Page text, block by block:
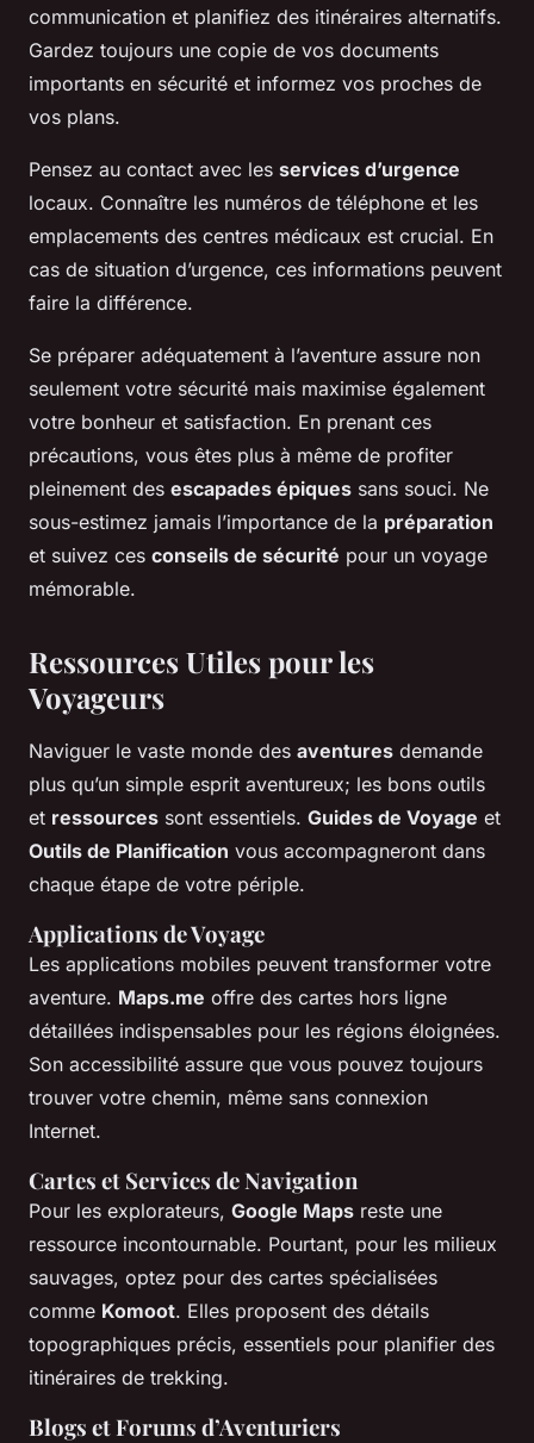
communication et planifiez des itinéraires alternatifs.
Gardez toujours une copie de vos documents
importants en sécurité et informez vos proches de
vos plans.
Pensez au contact avec les services d’urgence
locaux. Connaître les numéros de téléphone et les
emplacements des centres médicaux est crucial. En
cas de situation d’urgence, ces informations peuvent
faire la différence.
Se préparer adéquatement à l’aventure assure non
seulement votre sécurité mais maximise également
votre bonheur et satisfaction. En prenant ces
précautions, vous êtes plus à même de profiter
pleinement des escapades épiques sans souci. Ne
sous-estimez jamais l’importance de la préparation
et suivez ces conseils de sécurité pour un voyage
mémorable.
Ressources Utiles pour les
Voyageurs
Naviguer le vaste monde des aventures demande
plus qu’un simple esprit aventureux; les bons outils
et ressources sont essentiels. Guides de Voyage et
Outils de Planification vous accompagneront dans
chaque étape de votre périple.
Applications de Voyage
Les applications mobiles peuvent transformer votre
aventure. Maps.me offre des cartes hors ligne
détaillées indispensables pour les régions éloignées.
Son accessibilité assure que vous pouvez toujours
trouver votre chemin, même sans connexion
Internet.
Cartes et Services de Navigation
Pour les explorateurs, Google Maps reste une
ressource incontournable. Pourtant, pour les milieux
sauvages, optez pour des cartes spécialisées
comme Komoot. Elles proposent des détails
topographiques précis, essentiels pour planifier des
itinéraires de trekking.
Blogs et Forums d’Aventuriers